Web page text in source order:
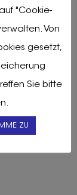
"Cookie-
Von
gesetzt,
Sie bitte
ZU